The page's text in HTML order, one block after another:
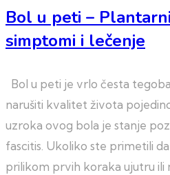
Bol u peti –
simptomi i lečenje
Bol u peti je vrlo česta
narušiti kvalitet života
uzroka ovog bola je stanje
fascitis. Ukoliko ste primetili
prilikom prvih koraka ujutru ili